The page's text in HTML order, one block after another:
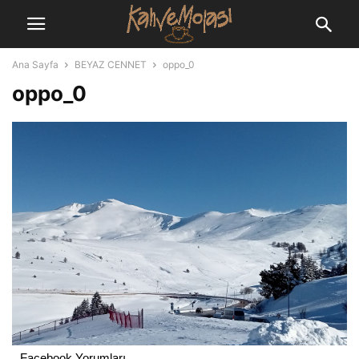
Ana Sayfa BEYAZ CENNET oppo_0
oppo_0